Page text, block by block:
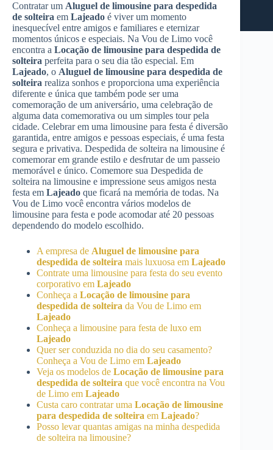
Contratar um Aluguel de limousine para despedida
de solteira em Lajeado é viver um momento
inesquecível entre amigos e familiares e eternizar
momentos únicos e especiais. Na Vou de Limo você
encontra a Locação de limousine para despedida de
solteira perfeita para o seu dia tão especial. Em
Lajeado, o Aluguel de limousine para despedida de
solteira realiza sonhos e proporciona uma experiência
diferente e única que também pode ser uma
comemoração de um aniversário, uma celebração de
alguma data comemorativa ou um simples tour pela
cidade. Celebrar em uma limousine para festa é diversão
garantida, entre amigos e pessoas especiais, é uma festa
segura e privativa. Despedida de solteira na limousine é
comemorar em grande estilo e desfrutar de um passeio
memorável e único. Comemore sua Despedida de
solteira na limousine e impressione seus amigos nesta
festa em Lajeado que ficará na memória de todas. Na
Vou de Limo você encontra vários modelos de
limousine para festa e pode acomodar até 20 pessoas
dependendo do modelo escolhido.
A empresa de Aluguel de limousine para
despedida de solteira mais luxuosa em Lajeado
Contrate uma limousine para festa do seu evento
corporativo em Lajeado
Conheça a Locação de limousine para
despedida de solteira da Vou de Limo em
Lajeado
Conheça a limousine para festa de luxo em
Lajeado
Quer ser conduzida no dia do seu casamento?
Conheça a Vou de Limo em Lajeado
Veja os modelos de Locação de limousine para
despedida de solteira que você encontra na Vou
de Limo em Lajeado
Custa caro contratar uma Locação de limousine
para despedida de solteira em Lajeado?
Posso levar quantas amigas na minha despedida
de solteira na limousine?